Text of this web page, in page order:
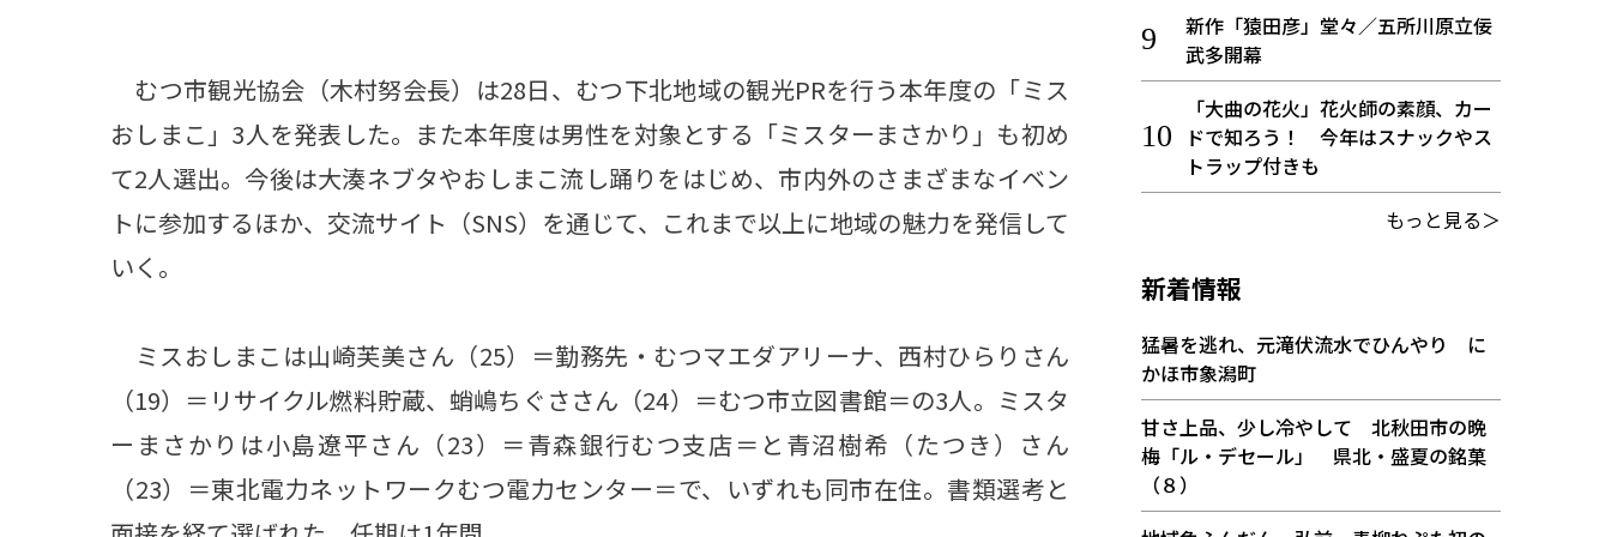
むつ市観光協会（木村努会長）は28日、むつ下北地域の観光PRを行う本年度の「ミス
おしまこ」3人を発表した。また本年度は男性を対象とする「ミスターまさかり」も初め
て2人選出。今後は大湊ネブタやおしまこ流し踊りをはじめ、市内外のさまざまなイベン
トに参加するほか、交流サイト（SNS）を通じて、これまで以上に地域の魅力を発信して
いく。
ミスおしまこは山崎芙美さん（25）＝勤務先・むつマエダアリーナ、西村ひらりさん
（19）＝リサイクル燃料貯蔵、蛸嶋ちぐささん（24）＝むつ市立図書館＝の3人。ミスタ
ーまさかりは小島遼平さん（23）＝青森銀行むつ支店＝と青沼樹希（たつき）さん
（23）＝東北電力ネットワークむつ電力センター＝で、いずれも同市在住。書類選考と
新作「猿田彦」堂々／五所川原立佞
武多開幕
「大曲の花火」花火師の素顔、カー
ドで知ろう！ 今年はスナックやス
トラップ付きも
もっと見る＞
新着情報
猛暑を逃れ、元滝伏流水でひんやり に
かほ市象潟町
甘さ上品、少し冷やして 北秋田市の晩
梅「ル・デセール」 県北・盛夏の銘菓
（８）